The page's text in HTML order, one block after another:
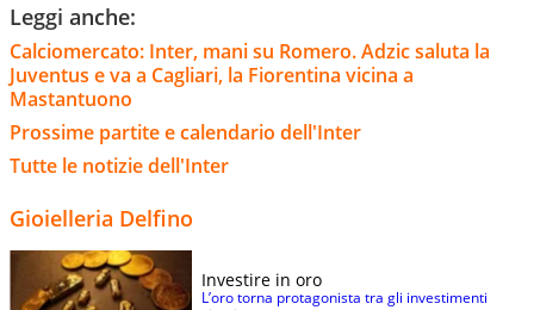
Leggi anche:
Calciomercato: Inter, mani su Romero. Adzic saluta la
Juventus e va a Cagliari, la Fiorentina vicina a
Mastantuono
Prossime partite e calendario dell'Inter
Tutte le notizie dell'Inter
Gioielleria Delfino
Investire in oro
L’oro torna protagonista tra gli investimenti